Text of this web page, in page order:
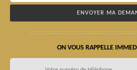
ON VOUS RAPPELLE